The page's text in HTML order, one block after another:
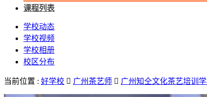
课程列表
学校动态
学校视频
学校相册
校区分布
当前位置 : 好学校  广州茶艺师  广州知仝文化茶艺培训